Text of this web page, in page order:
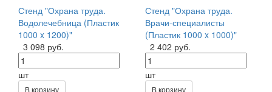
Стенд "Охрана труда.
Водолечебница (Пластик
1000 x 1200)"
3 098 руб.
шт
В корзину
Стенд "Охрана труда.
Врачи-специалисты
(Пластик 1000 x 1000)"
2 402 руб.
шт
В корзину